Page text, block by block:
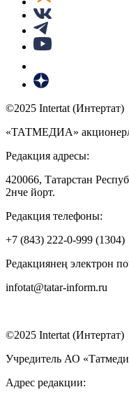
©2025 Intertat (Интертат)
«ТАТМЕДИА»
Редакция адресы:
420066, Татарстан
2нче йорт.
Редакция телефоны:
+7 (843) 222-0-999 (1304)
Редакциянең электрон
infotat@tatar-inform.ru
©2025 Intertat (Интертат)
Учредитель АО
Адрес редакции: